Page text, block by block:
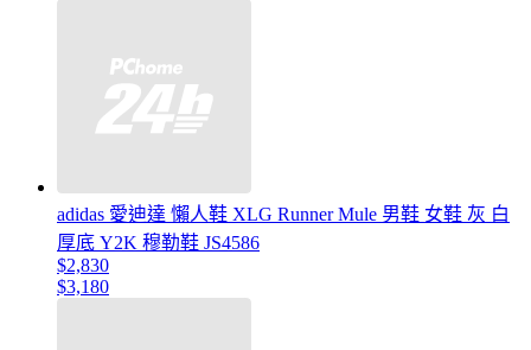
adidas 愛迪達 懶人鞋 XLG Runner Mule 男鞋 女鞋 灰 白
厚底 Y2K 穆勒鞋 JS4586
$2,830
$3,180